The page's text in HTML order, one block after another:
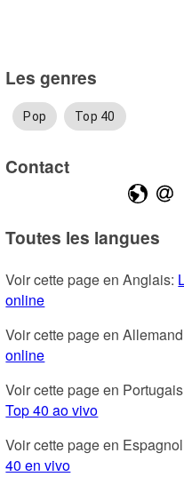
Les genres
Pop Top 40
Contact
Toutes les langues
Voir cette page en Anglais:
online
Voir cette page en
online
Voir cette page en
Top 40 ao vivo
Voir cette page en
40 en vivo